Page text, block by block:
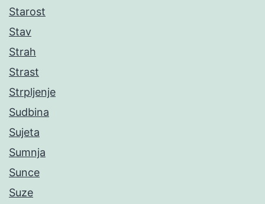
Starost
Stav
Strah
Strast
Strpljenje
Sudbina
Sujeta
Sumnja
Sunce
Suze